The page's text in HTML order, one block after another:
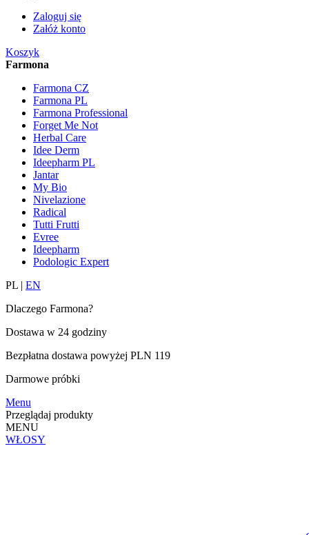
Zaloguj się
Załóż konto
Koszyk
Farmona
Farmona CZ
Farmona PL
Farmona Professional
Forget Me Not
Herbal Care
Idee Derm
Ideepharm PL
Jantar
My Bio
Nivelazione
Radical
Tutti Frutti
Evree
Ideepharm
Podologic Expert
PL | EN
Dlaczego Farmona?
Dostawa w 24 godziny
Bezpłatna dostawa powyżej PLN 119
Darmowe próbki
Menu
Przeglądaj produkty
MENU
WŁOSY